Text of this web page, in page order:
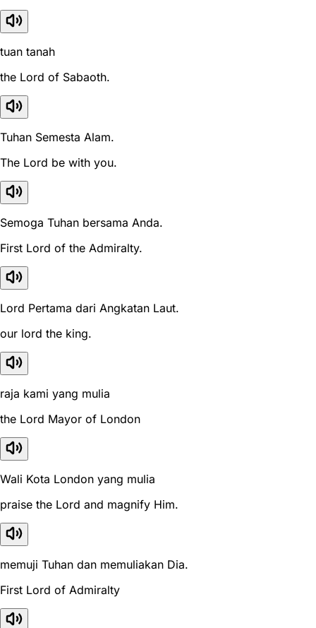
tuan tanah
the Lord of Sabaoth.
Tuhan Semesta Alam.
The Lord be with you.
Semoga Tuhan bersama Anda.
First Lord of the Admiralty.
Lord Pertama dari Angkatan Laut.
our lord the king.
raja kami yang mulia
the Lord Mayor of London
Wali Kota London yang mulia
praise the Lord and magnify Him.
memuji Tuhan dan memuliakan Dia.
First Lord of Admiralty